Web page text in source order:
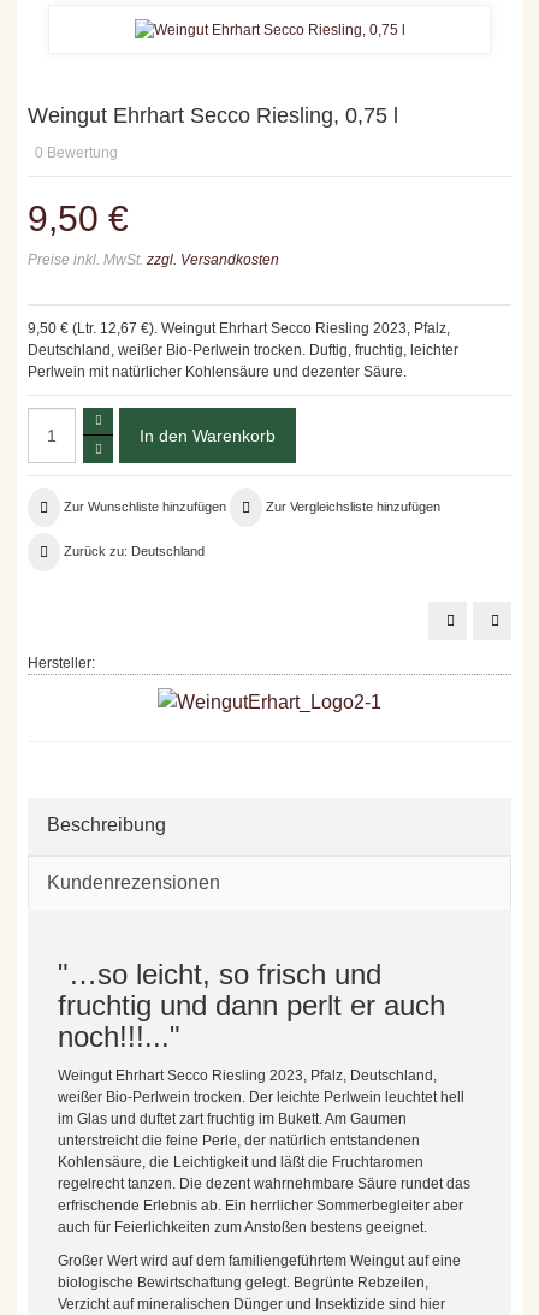
Weingut Ehrhart Secco Riesling, 0,75 l
0 Bewertung
9,50 €
Preise inkl. MwSt. zzgl. Versandkosten
9,50 € (Ltr. 12,67 €). Weingut Ehrhart Secco Riesling 2023, Pfalz,
Deutschland, weißer Bio-Perlwein trocken. Duftig, fruchtig, leichter
Perlwein mit natürlicher Kohlensäure und dezenter Säure.
Zur Wunschliste hinzufügen Zur Vergleichsliste hinzufügen
Zurück zu: Deutschland
Weingut
Brut,
Hersteller:
Beschreibung
Kundenrezensionen
"…so leicht, so frisch und
fruchtig und dann perlt er auch
noch!!!..."
Weingut Ehrhart Secco Riesling 2023, Pfalz, Deutschland,
weißer Bio-Perlwein trocken. Der leichte Perlwein leuchtet hell
im Glas und duftet zart fruchtig im Bukett. Am Gaumen
unterstreicht die feine Perle, der natürlich entstandenen
Kohlensäure, die Leichtigkeit und läßt die Fruchtaromen
regelrecht tanzen. Die dezent wahrnehmbare Säure rundet das
erfrischende Erlebnis ab. Ein herrlicher Sommerbegleiter aber
auch für Feierlichkeiten zum Anstoßen bestens geeignet.
Großer Wert wird auf dem familiengeführtem Weingut auf eine
biologische Bewirtschaftung gelegt. Begrünte Rebzeilen,
Verzicht auf mineralischen Dünger und Insektizide sind hier